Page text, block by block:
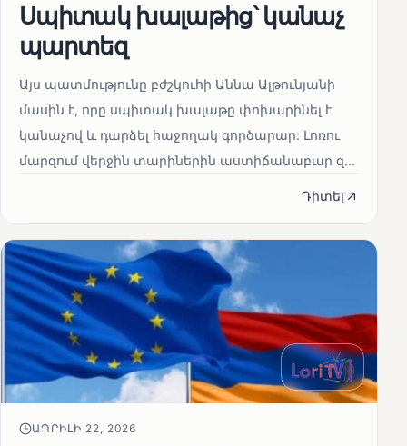
Սպիտակ խալաթից՝ կանաչ
պարտեզ
Այս պատմությունը բժշկուհի Աննա Ալթունյանի
մասին է, որը սպիտակ խալաթը փոխարինել է
կանաչով և դարձել հաջողակ գործարար: Լոռու
մարզում վերջին տարիներին աստիճանաբար զ...
Դիտել
ԱՊՐԻԼԻ 22, 2026